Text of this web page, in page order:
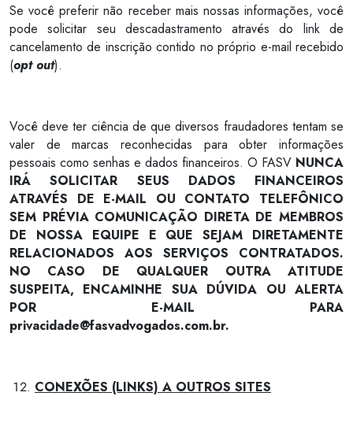
Se você preferir não receber mais nossas informações, você
pode solicitar seu descadastramento através do link de
cancelamento de inscrição contido no próprio e-mail recebido
(opt out).
Você deve ter ciência de que diversos fraudadores tentam se
valer de marcas reconhecidas para obter informações
pessoais como senhas e dados financeiros. O FASV NUNCA
IRÁ SOLICITAR SEUS DADOS FINANCEIROS
ATRAVÉS DE E-MAIL OU CONTATO TELEFÔNICO
SEM PRÉVIA COMUNICAÇÃO DIRETA DE MEMBROS
DE NOSSA EQUIPE E QUE SEJAM DIRETAMENTE
RELACIONADOS AOS SERVIÇOS CONTRATADOS.
NO CASO DE QUALQUER OUTRA ATITUDE
SUSPEITA, ENCAMINHE SUA DÚVIDA OU ALERTA
POR E-MAIL PARA
privacidade@fasvadvogados.com.br.
CONEXÕES (LINKS) A OUTROS SITES